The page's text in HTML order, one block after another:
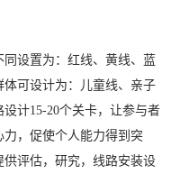
设置为：红线、黄线、蓝
可设计为：儿童线、亲子
计15-20个关卡，让参与者
，促使个人能力得到突
评估，研究，线路安装设